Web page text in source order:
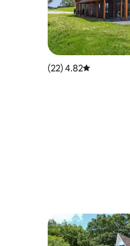
متوسط التقييم 4.82 من 5، 22 مراجعات
4.82 (22)